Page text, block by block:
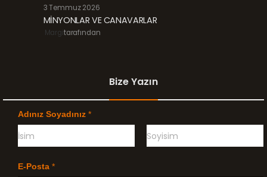
3 Temmuz 2026
MİNYONLAR VE CANAVARLAR
Margitarafından
Bize Yazın
Adınız Soyadınız *
c
E-Posta *